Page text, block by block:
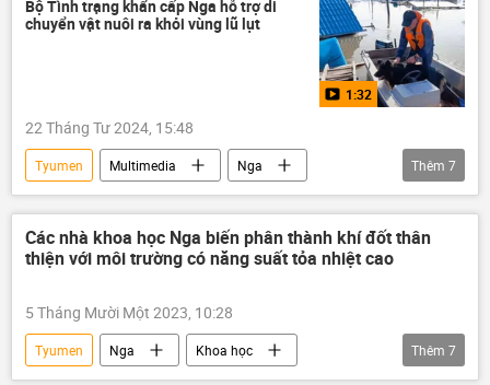
Bộ Tình trạng khẩn cấp Nga hỗ trợ di
chuyển vật nuôi ra khỏi vùng lũ lụt
1:32
22 Tháng Tư 2024, 15:48
Tyumen Multimedia
Nga
Thời sự
Thế giới
Video
lũ lụt
Bộ Tình trạng Khẩn cấp Nga
Khu bảo tồn Orenburgski
Orenburg
Thêm 7
Các nhà khoa học Nga biến phân thành khí đốt thân
thiện với môi trường có năng suất tỏa nhiệt cao
5 Tháng Mười Một 2023, 10:28
Tyumen Nga
Khoa học
Thêm 7